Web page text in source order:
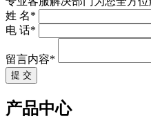
姓 名*
电 话*
留言内容*
提 交
产品中心